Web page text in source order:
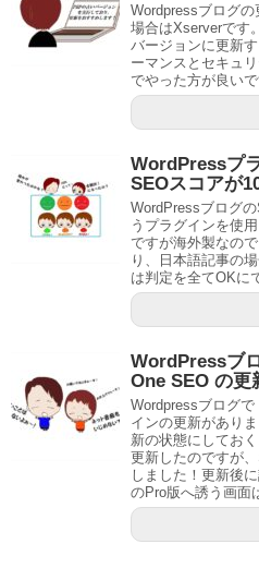
Wordpressブログ
場合はXserverです
バージョンに更新
ーマンスとセキュ
でやった方が良いで
WordPressプ
SEOスコアが
WordPressブログ
うプラグインを使
ですが海外製なの
り、日本語記事の
は判定を全てOKに
WordPressブ
One SEO の更
Wordpressブログ
インの更新があり
新の状態にしてお
更新したのですが
しました！更新後
のPro版へ誘う画面